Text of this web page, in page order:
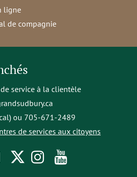
ligne
de compagnie
service à la clientèle
ou 705-671-2489
de services aux citoyens
opensFollowFollow